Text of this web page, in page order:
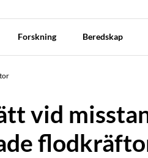
Forskning Beredskap
vid